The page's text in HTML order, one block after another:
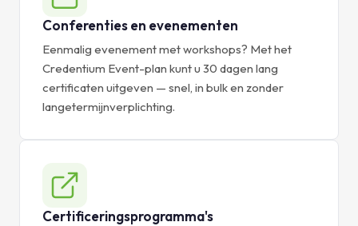
Conferenties en evenementen
Eenmalig evenement met workshops? Met het
Credentium Event-plan kunt u 30 dagen lang
certificaten uitgeven — snel, in bulk en zonder
langetermijnverplichting.
Certificeringsprogramma's